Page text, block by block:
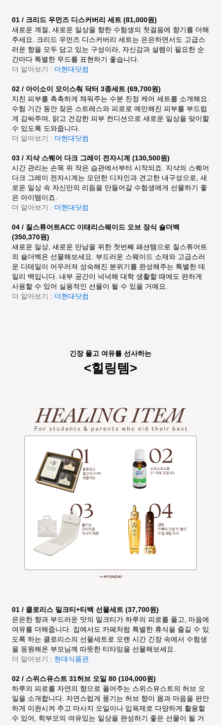
01 / 크리드 우먼즈 디스커버리 세트 (81,000원)
새로운 계절, 새로운 일상을 향한 수험생의 첫걸음에 향기를 더해
주세요. 크리드 우먼즈 디스커버리 세트는 은은하면서도 고급스
러운 향을 모두 담고 있는 구성이라, 자신감과 설렘이 필요한 순
간마다 특별한 무드를 표현하기 좋습니다.
더 알아보기 : 더현대닷컴
02 / 아이소이 모이스춰 닥터 3종세트 (69,700원)
지친 피부를 촉촉하게 채워주는 수분 진정 케어 세트를 소개해요.
수험 기간 동안 잦은 스트레스와 피로로 예민해진 피부를 부드럽
게 감싸주며, 맑고 건강한 피부 컨디션으로 새로운 일상을 맞이할
수 있도록 도와줍니다.
더 알아보기 : 더현대닷컴
03 / 지샥 스퀘어 다크 그레이 전자시계 (130,500원)
시간 관리는 손목 위 작은 습관에서부터 시작되죠. 지샥의 스퀘어
다크 그레이 전자시계는 모던한 디자인과 견고한 내구성으로, 새
로운 일상 속 자신만의 리듬을 만들어갈 수험생에게 선물하기 좋
은 아이템이죠.
더 알아보기 : 더현대닷컴
04 / 질스튜어트ACC 이태리스웨이드 오브 장식 숄더백
(350,370원)
새로운 일상, 새로운 만남을 위한 첫번째 패션템으로 질스튜어트
의 숄더백은 선물해보세요. 부드러운 스웨이드 소재와 고급스러
운 디테일이 어우러져 성숙해진 분위기를 완성해주는 특별한 데
일리 백입니다. 내부 공간이 넉넉해 대학 생활할 때에도 편하게
사용할 수 있어 실용적인 선물이 될 수 있을 거예요.
더 알아보기 : 더현대닷컴
긴장 풀고 여유를 선사하는
<힐링템>
01 / 클로리스 밀크티+티백 선물세트 (37,700원)
은은한 향과 부드러운 맛의 밀크티가 하루의 피로를 풀고, 마음에
여유를 더해줍니다. 집에서도 카페처럼 특별한 휴식을 즐길 수 있
도록 하는 클로리스의 선물세트로 오랜 시간 긴장 속에서 수험생
을 응원해온 부모님께 따뜻한 티타임을 선물해보세요.
더 알아보기 : 현대식품관
02 / 스위스유스트 31허브 오일 80 (104,000원)
하루의 피로를 자연의 향으로 풀어주는 스위스유스트의 허브 오
일을 소개합니다. 자연스럽게 풍기는 허브 향이 몸과 마음을 편안
하게 이완시켜 주고 마사지 오일이나 입욕제로 다양하게 활용할
수 있어, 학부모의 여유있는 일상을 완성하기 좋은 선물이 될 거